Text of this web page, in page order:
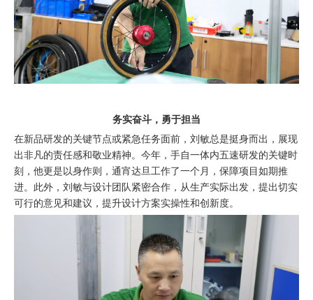
务实奋斗，勇于担当
在新品研发的关键节点或紧急任务面前，刘敏总是挺身而出，展现
出非凡的责任感和敬业精神。今年，手自一体内五速研发的关键时
刻，他更是以身作则，通宵达旦工作了一个月，保障项目如期推
进。此外，刘敏与设计团队紧密合作，从生产实际出发，提出切实
可行的意见和建议，提升设计方案实操性和创新度。